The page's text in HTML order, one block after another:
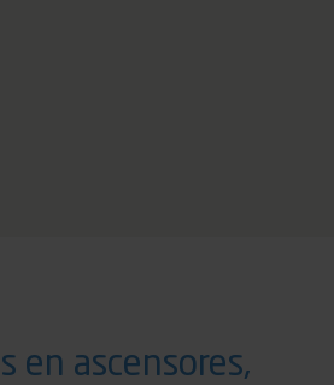
en ascensores,